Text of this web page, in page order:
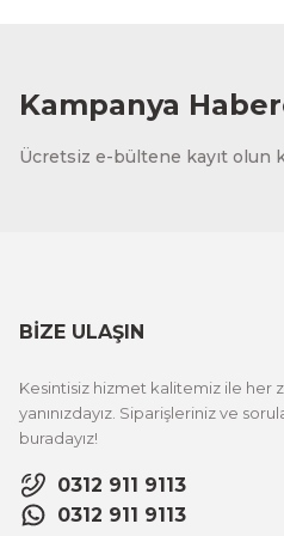
Kampanya
Ücretsiz e-bültene kayıt olun
BİZE ULAŞIN
Kesintisiz hizmet kalitemiz ile her
yanınızdayız. Siparişleriniz ve
buradayız!
0312 911 9113
0312 911 9113